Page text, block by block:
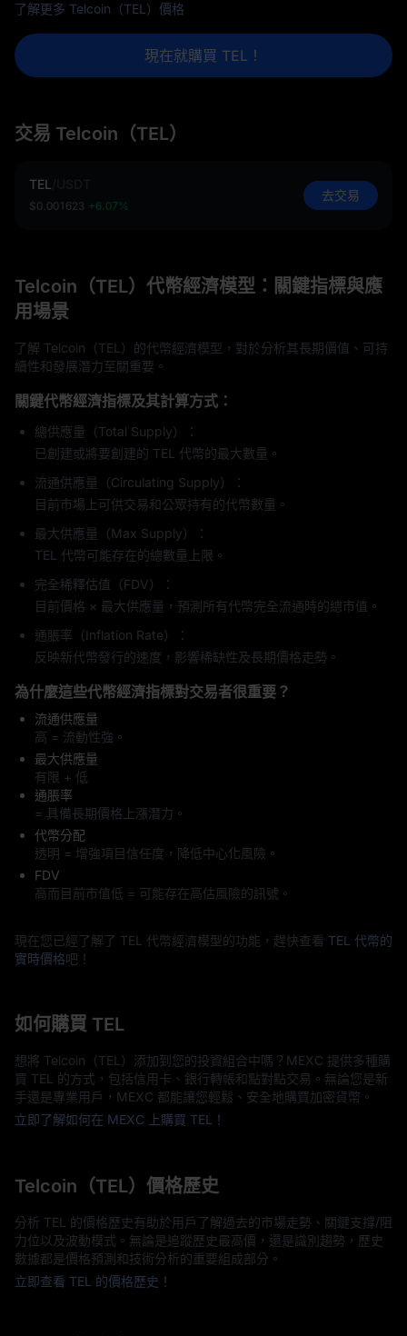
了解更多 Telcoin（TEL）價格
現在就購買 TEL！
交易 Telcoin（TEL）
TEL
$0.001623 +6.07%
去交易
Telcoin（TEL）代幣經濟模型：關鍵指標與應
用場景
了解 Telcoin（TEL）的代幣經濟模型，對於分析其長期價值、可持
續性和發展潛力至關重要。
關鍵代幣經濟指標及其計算方式：
總供應量（Total Supply）：
已創建或將要創建的 TEL 代幣的最大數量。
流通供應量（Circulating Supply）：
目前市場上可供交易和公眾持有的代幣數量。
最大供應量（Max Supply）：
TEL 代幣可能存在的總數量上限。
完全稀釋估值（FDV）：
目前價格 × 最大供應量，預測所有代幣完全流通時的總市值。
通脹率（Inflation Rate）：
反映新代幣發行的速度，影響稀缺性及長期價格走勢。
為什麼這些代幣經濟指標對交易者很重要？
流通供應量
高 = 流動性強。
最大供應量
有限 + 低
通脹率
= 具備長期價格上漲潛力。
代幣分配
透明 = 增強項目信任度，降低中心化風險。
FDV
高而目前市值低 = 可能存在高估風險的訊號。
現在您已經了解了 TEL 代幣經濟模型的功能，趕快查看 TEL 代幣的
實時價格吧！
如何購買 TEL
想將 Telcoin（TEL）添加到您的投資組合中嗎？MEXC 提供多種購
買 TEL 的方式，包括信用卡、銀行轉帳和點對點交易。無論您是新
手還是專業用戶，MEXC 都能讓您輕鬆、安全地購買加密貨幣。
立即了解如何在 MEXC 上購買 TEL！
Telcoin（TEL）價格歷史
分析 TEL 的價格歷史有助於用戶了解過去的市場走勢、關鍵支撐/阻
力位以及波動模式。無論是追蹤歷史最高價，還是識別趨勢，歷史
數據都是價格預測和技術分析的重要組成部分。
立即查看 TEL 的價格歷史！